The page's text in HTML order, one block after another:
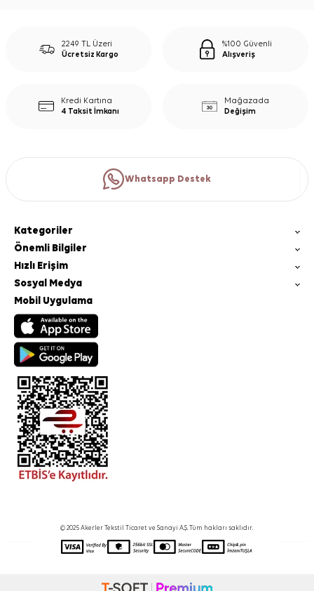
2249 TL Üzeri
Ücretsiz Kargo
%100 Güvenli
Alışveriş
Kredi Kartına
4 Taksit İmkanı
Mağazada
Değişim
Whatsapp Destek
Kategoriler
Önemli Bilgiler
Hızlı Erişim
Sosyal Medya
Mobil Uygulama
© 2025 Akerler Tekstil Ticaret ve Sanayi A.Ş. Tüm hakları saklıdır.